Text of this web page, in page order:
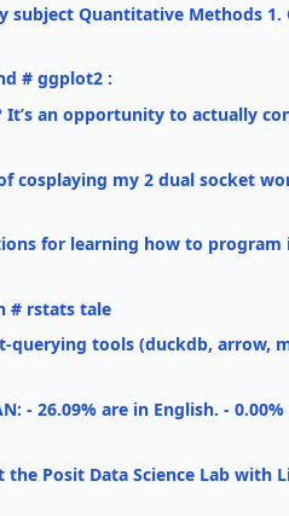
subject Quantitative Methods
# ggplot2 :
It’s an opportunity to actually
cosplaying my 2 dual socket
for learning how to
# rstats tale
tools (duckdb, arrow,
- 26.09% are in English. -
Posit Data Science Lab with